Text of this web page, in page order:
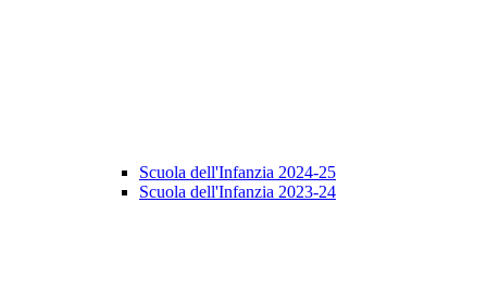
Scuola dell'Infanzia 2024-25
Scuola dell'Infanzia 2023-24